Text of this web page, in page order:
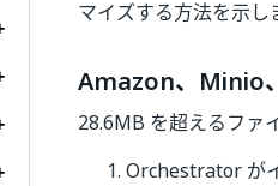
マイズする方法を示し
Amazon、Minio
28.6MB を超えるファ
Orchestrator が